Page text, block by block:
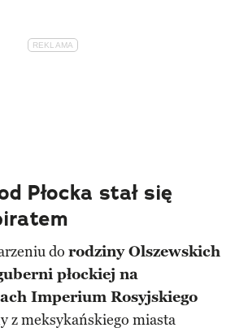
Płocka stał się
do rodziny Olszewskich
płockiej na
Imperium Rosyjskiego
z meksykańskiego miasta